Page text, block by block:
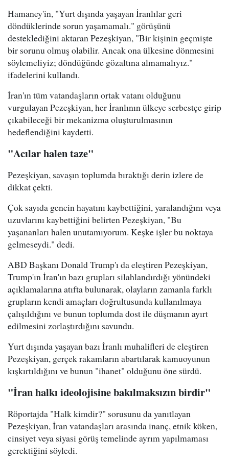
Hamaney'in, "Yurt dışında yaşayan İranlılar geri
döndüklerinde sorun yaşamamalı." görüşünü
desteklediğini aktaran Pezeşkiyan, "Bir kişinin geçmişte
bir sorunu olmuş olabilir. Ancak ona ülkesine dönmesini
söylemeliyiz; döndüğünde gözaltına almamalıyız."
ifadelerini kullandı.
İran'ın tüm vatandaşların ortak vatanı olduğunu
vurgulayan Pezeşkiyan, her İranlının ülkeye serbestçe girip
çıkabileceği bir mekanizma oluşturulmasının
hedeflendiğini kaydetti.
"Acılar halen taze"
Pezeşkiyan, savaşın toplumda bıraktığı derin izlere de
dikkat çekti.
Çok sayıda gencin hayatını kaybettiğini, yaralandığını veya
uzuvlarını kaybettiğini belirten Pezeşkiyan, "Bu
yaşananları halen unutamıyorum. Keşke işler bu noktaya
gelmeseydi." dedi.
ABD Başkanı Donald Trump'ı da eleştiren Pezeşkiyan,
Trump'ın İran'ın bazı grupları silahlandırdığı yönündeki
açıklamalarına atıfta bulunarak, olayların zamanla farklı
grupların kendi amaçları doğrultusunda kullanılmaya
çalışıldığını ve bunun toplumda dost ile düşmanın ayırt
edilmesini zorlaştırdığını savundu.
Yurt dışında yaşayan bazı İranlı muhalifleri de eleştiren
Pezeşkiyan, gerçek rakamların abartılarak kamuoyunun
kışkırtıldığını ve bunun "ihanet" olduğunu öne sürdü.
"İran halkı ideolojisine bakılmaksızın birdir"
Röportajda "Halk kimdir?" sorusunu da yanıtlayan
Pezeşkiyan, İran vatandaşları arasında inanç, etnik köken,
cinsiyet veya siyasi görüş temelinde ayrım yapılmaması
gerektiğini söyledi.